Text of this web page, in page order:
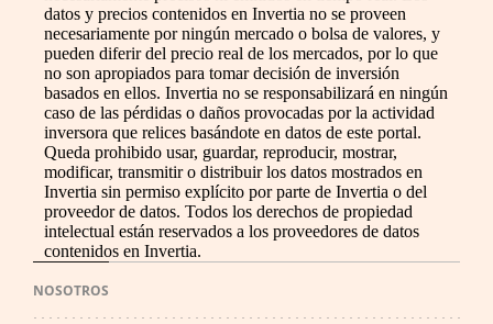
datos y precios contenidos en Invertia no se proveen
necesariamente por ningún mercado o bolsa de valores, y
pueden diferir del precio real de los mercados, por lo que
no son apropiados para tomar decisión de inversión
basados en ellos. Invertia no se responsabilizará en ningún
caso de las pérdidas o daños provocadas por la actividad
inversora que relices basándote en datos de este portal.
Queda prohibido usar, guardar, reproducir, mostrar,
modificar, transmitir o distribuir los datos mostrados en
Invertia sin permiso explícito por parte de Invertia o del
proveedor de datos. Todos los derechos de propiedad
intelectual están reservados a los proveedores de datos
contenidos en Invertia.
NOSOTROS